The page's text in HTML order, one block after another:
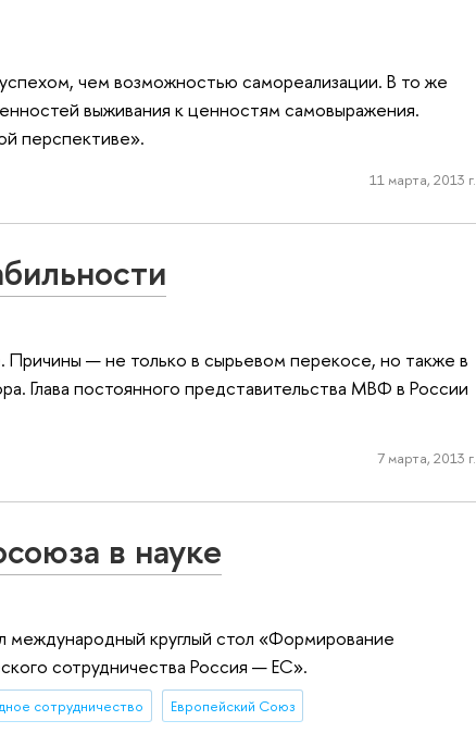
чем возможностью самореализации. В то же
выживания к ценностям самовыражения.
перспективе».
11 марта, 2013 г.
— не только в сырьевом перекосе, но также в
Глава постоянного представительства МВФ в России
7 марта, 2013 г.
в науке
круглый стол «Формирование
сотрудничества Россия — ЕС».
сотрудничество Европейский Союз